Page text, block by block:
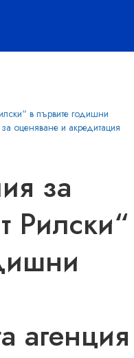
в първите годишни
оценяване и акредитация
за
Рилски“
агенция